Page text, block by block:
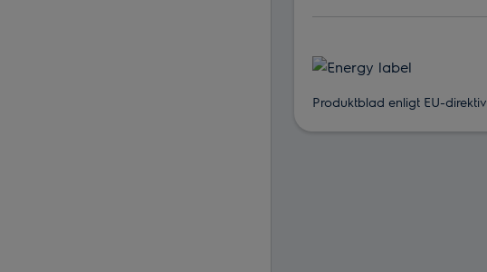
Produktblad enligt EU-direktiv